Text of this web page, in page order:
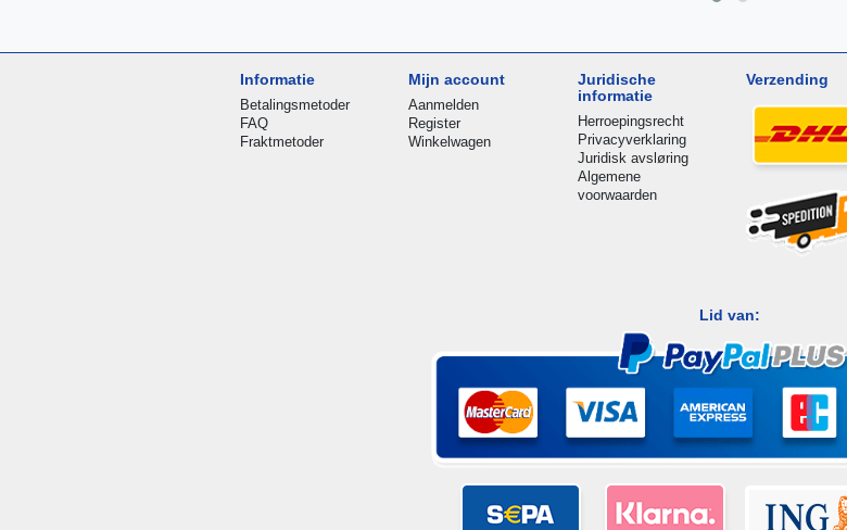
Informatie
Betalingsmetoder
FAQ
Fraktmetoder
Mijn account
Aanmelden
Register
Winkelwagen
Juridische
informatie
Herroepingsrecht
Privacyverklaring
Juridisk avsløring
Algemene
voorwaarden
Verzending
Lid van: